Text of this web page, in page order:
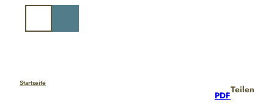
Startseite
PDF
Teilen